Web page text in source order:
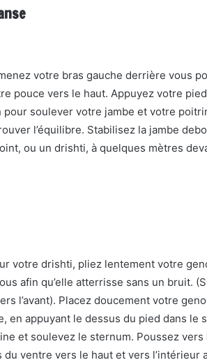
votre bras gauche derrière vous
pouce vers le haut. Appuyez votre
soulever votre jambe et votre
l’équilibre. Stabilisez la jambe
ou un drishti, à quelques mètres
votre drishti, pliez lentement votre
afin qu’elle atterrisse sans un bruit.
l’avant). Placez doucement votre
en appuyant le dessus du pied dans le
et soulevez le sternum. Poussez vers
ventre vers le haut et vers l’intérieur